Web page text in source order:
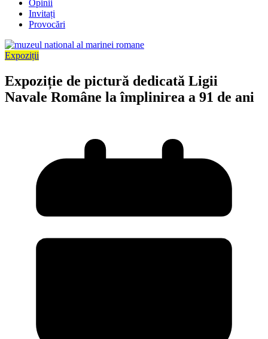
Opinii
Invitați
Provocări
Expoziții
Expoziție de pictură dedicată Ligii
Navale Române la împlinirea a 91 de ani